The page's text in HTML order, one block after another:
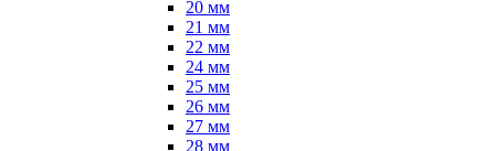
20 мм
21 мм
22 мм
24 мм
25 мм
26 мм
27 мм
28 мм